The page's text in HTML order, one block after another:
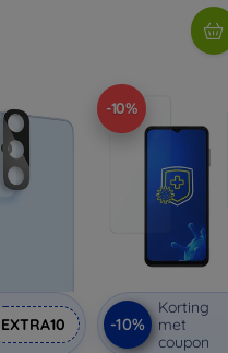
EXTRA10
-10%
-10%
Korting
met
coupon